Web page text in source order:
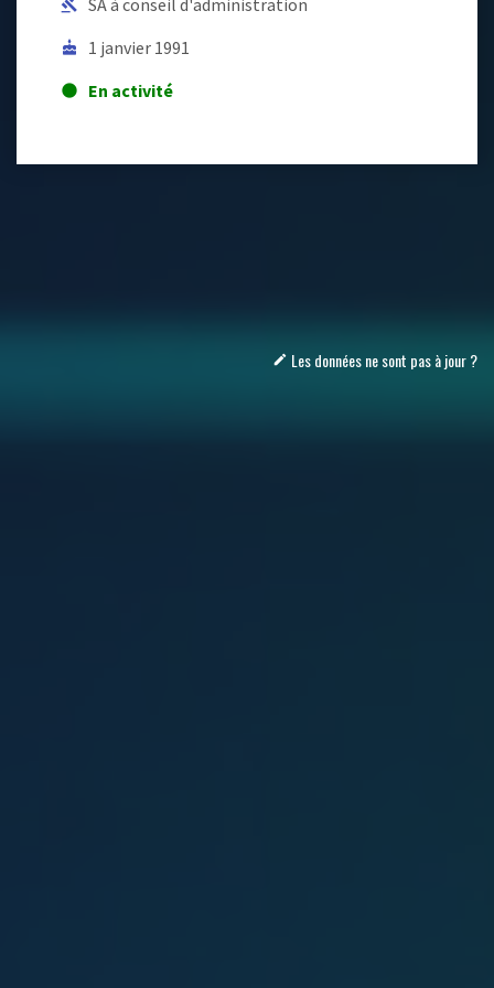
gavel SA à conseil d'administration
cake 1 janvier 1991
lens En activité
mode_edit Les données ne sont pas à jour ?